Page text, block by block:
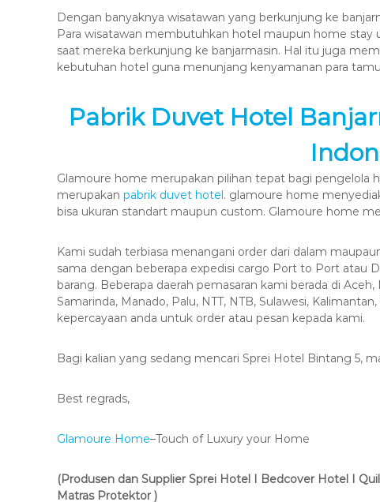
Dengan banyaknya wisatawan yang berkunjung ke
Para wisatawan membutuhkan hotel maupun home
saat mereka berkunjung ke banjarmasin. Hal itu juga
kebutuhan hotel guna menunjang kenyamanan para
Pabrik Duvet Hotel
Glamoure home merupakan pilihan tepat bagi pengelola
merupakan pabrik duvet hotel. glamoure home
bisa ukuran standart maupun custom. Glamoure home
Kami sudah terbiasa menangani order dari dalam
sama dengan beberapa expedisi cargo Port to Port atau
barang. Beberapa daerah pemasaran kami berada di
Samarinda, Manado, Palu, NTT, NTB, Sulawesi,
kepercayaan anda untuk order atau pesan kepada kami.
Bagi kalian yang sedang mencari Sprei Hotel Bintang 5,
Best regrads,
Glamoure Home–Touch of Luxury your Home
(Produsen dan Supplier Sprei Hotel I Bedcover Hotel I
Matras Protektor )